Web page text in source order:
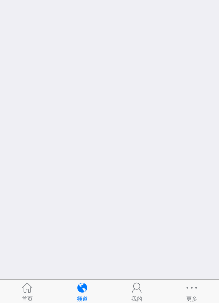
首页 频道 我的 更多